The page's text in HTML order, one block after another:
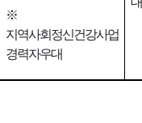
※
지역사회정신건강사업
경력자우대